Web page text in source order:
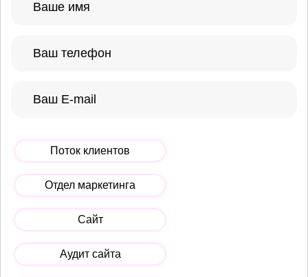
Поток клиентов
Отдел маркетинга
Сайт
Аудит сайта